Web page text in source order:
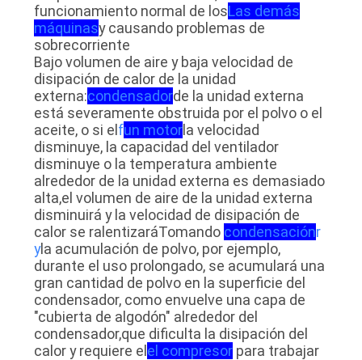
CON
NOTICIAS
CASOS
PIDA
UNA
CITA
MAPA
DEL
SITIO
funcionamiento normal de losLas demás
máquinasy causando problemas de
sobrecorriente
Bajo volumen de aire y baja velocidad de
disipación de calor de la unidad
externa:condensadorde la unidad externa
está severamente obstruida por el polvo o el
aceite, o si elfun motorla velocidad
disminuye, la capacidad del ventilador
disminuye o la temperatura ambiente
alrededor de la unidad externa es demasiado
alta,el volumen de aire de la unidad externa
disminuirá y la velocidad de disipación de
calor se ralentizaráTomando condensaciónr
yla acumulación de polvo, por ejemplo,
durante el uso prolongado, se acumulará una
gran cantidad de polvo en la superficie del
condensador, como envuelve una capa de
"cubierta de algodón" alrededor del
condensador,que dificulta la disipación del
calor y requiere elel compresor para trabajar